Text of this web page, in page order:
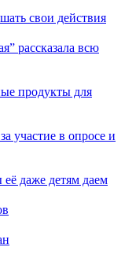
свои действия
рассказала всю
продукты для
участие в опросе и
даже детям даем